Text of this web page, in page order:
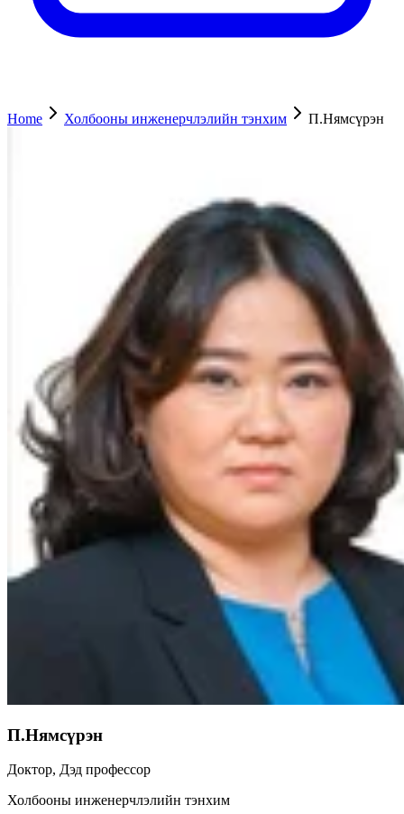
Home Холбооны инженерчлэлийн тэнхим П.Нямсүрэн
П.Нямсүрэн
Доктор, Дэд профессор
Холбооны инженерчлэлийн тэнхим